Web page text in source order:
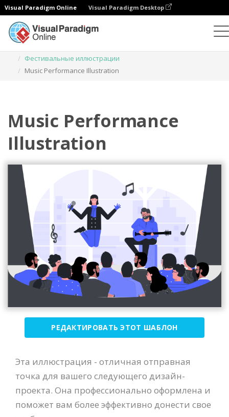
Visual Paradigm Online Visual Paradigm Desktop
Фестивальные иллюстрации
Music Performance Illustration
Music Performance
Illustration
РЕДАКТИРОВАТЬ ЭТОТ ШАБЛОН
Эта иллюстрация - отличная отправная
точка для вашего следующего дизайн-
проекта. Она профессионально оформлена и
поможет вам более эффективно донести свое